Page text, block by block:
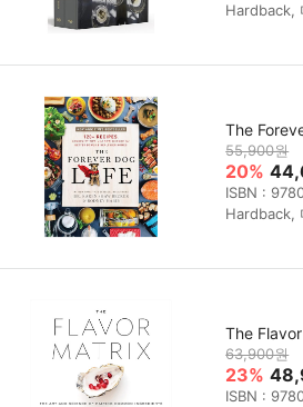
Hardback,
The
55,900원
20%
ISBN :
Hardback,
The
63,900원
23%
ISBN :